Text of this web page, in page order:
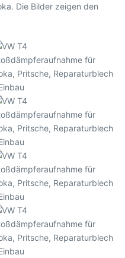
Die Bilder zeigen den